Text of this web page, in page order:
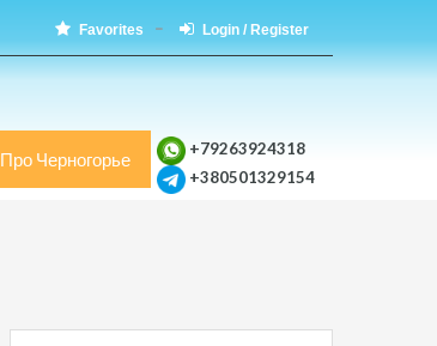
Favorites Login / Register
+79263924318
+380501329154
Про Черногорье